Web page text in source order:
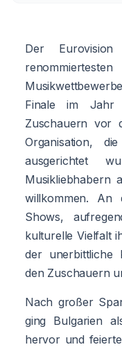
Der
Finale im Jahr
Zuschauern vor
Organisation,
ausgerichtet
Musikliebhabern
willkommen. An
Shows,
kulturelle Vielfalt
der unerbittliche
den Zuschauern
Nach großer
ging Bulgarien
hervor und